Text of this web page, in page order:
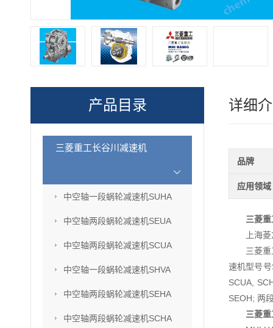
产品目录
三菱重工长谷川减速机
中空轴一段蜗轮减速机SUHA
中空轴两段蜗轮减速机SEUA
中空轴两段蜗轮减速机SCUA
中空轴一段蜗轮减速机SHVA
中空轴两段蜗轮减速机SEHA
中空轴两段蜗轮减速机SCHA
详细
品牌
应用领域
三菱
上海
三菱
速机型号
SCUA,
SEOH; 两
三菱